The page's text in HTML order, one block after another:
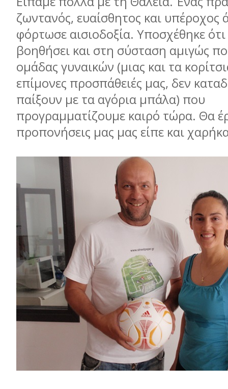
ζωντανός, ευαίσθητος και
φόρτωσε αισιοδοξία. Υποσχέθηκε
βοηθήσει και στη σύσταση αμιγώς
ομάδας γυναικών (μιας και τα
επίμονες προσπάθειές μας, δεν
παίξουν με τα αγόρια μπάλα) που
προγραμματίζουμε καιρό τώρα. Θα
προπονήσεις μας μας είπε και